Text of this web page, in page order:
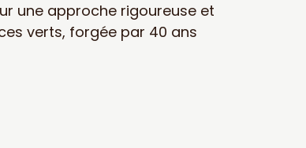
une approche rigoureuse et
verts, forgée par 40 ans